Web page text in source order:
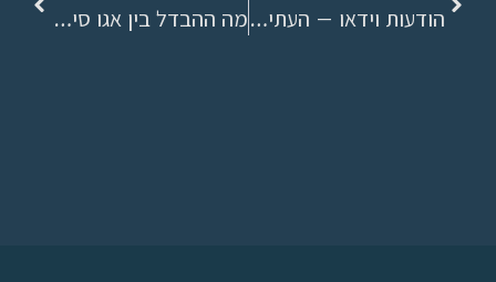
הודעות וידאו – העתיד כבר לא כאן. מה ההבדל בין אגו סינטוני לבין אגו דיסטוני?